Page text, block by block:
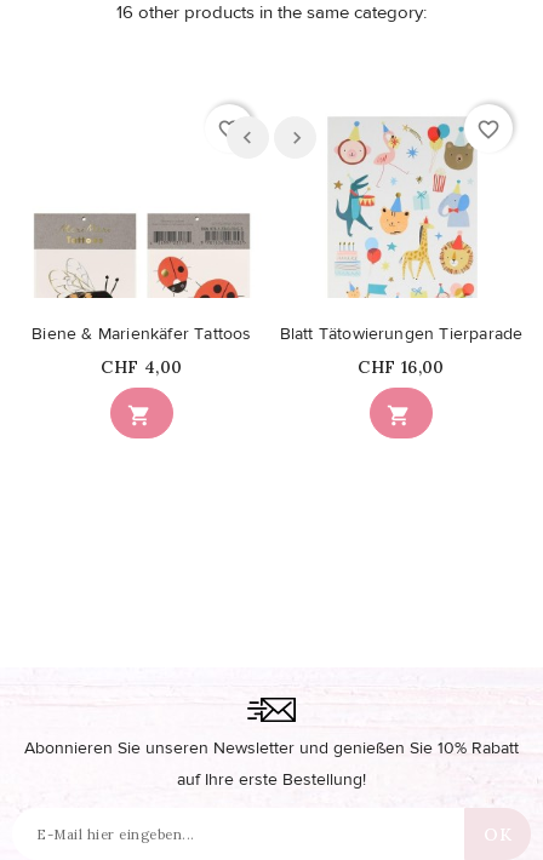
16 other products in the same category:
favorite_border

Biene & Marienkäfer Tattoos
Price
CHF 4,00
favorite_border

Blatt Tätowierungen Tierparade
Price
CHF 16,00
Abonnieren Sie unseren Newsletter und genießen Sie 10% Rabatt
auf Ihre erste Bestellung!